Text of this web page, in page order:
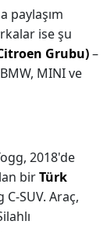
paylaşım
ise şu
Grubu)–
MINI ve
2018'de
birTürk
SUV. Araç,